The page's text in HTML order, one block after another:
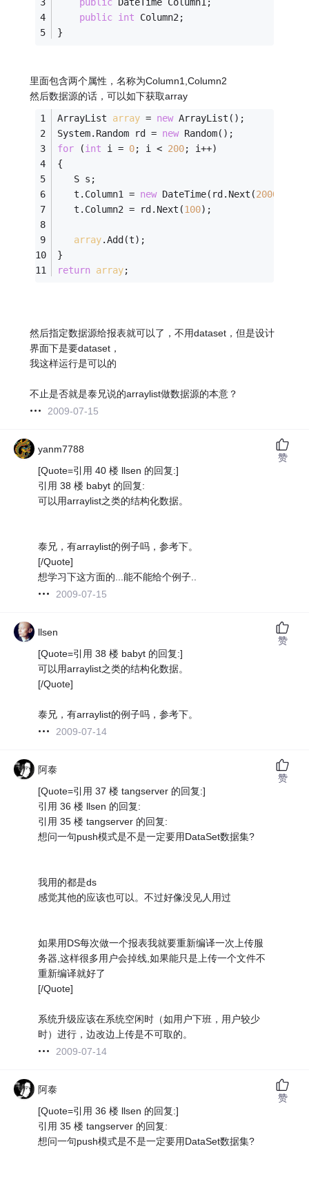
public DateTime Column1;
public int Column2;
}
里面包含两个属性，名称为Column1,Column2
然后数据源的话，可以如下获取array
ArrayList array = new ArrayList();
System.Random rd = new Random();
for (int i = 0; i < 200; i++)
{
   S s;
   t.Column1 =
new DateTime(rd.Next(2000
   t.Column2 = rd.Next(
100);
array.Add(t);
}
return array;
然后指定数据源给报表就可以了，不用dataset，但是设计
界面下是要dataset，
我这样运行是可以的
不止是否就是泰兄说的arraylist做数据源的本意？
2009-07-15
yanm7788
[Quote=引用 40 楼 llsen 的回复:]
引用 38 楼 babyt 的回复:
可以用arraylist之类的结构化数据。
泰兄，有arraylist的例子吗，参考下。
[/Quote]
想学习下这方面的...能不能给个例子..
2009-07-15
赞
llsen
[Quote=引用 38 楼 babyt 的回复:]
可以用arraylist之类的结构化数据。
[/Quote]
泰兄，有arraylist的例子吗，参考下。
2009-07-14
赞
阿泰
[Quote=引用 37 楼 tangserver 的回复:]
引用 36 楼 llsen 的回复:
引用 35 楼 tangserver 的回复:
想问一句push模式是不是一定要用DataSet数据集?
我用的都是ds
感觉其他的应该也可以。不过好像没见人用过
如果用DS每次做一个报表我就要重新编译一次上传服
务器,这样很多用户会掉线,如果能只是上传一个文件不
重新编译就好了
[/Quote]
系统升级应该在系统空闲时（如用户下班，用户较少
时）进行，边改边上传是不可取的。
2009-07-14
赞
阿泰
[Quote=引用 36 楼 llsen 的回复:]
引用 35 楼 tangserver 的回复:
想问一句push模式是不是一定要用DataSet数据集?
赞